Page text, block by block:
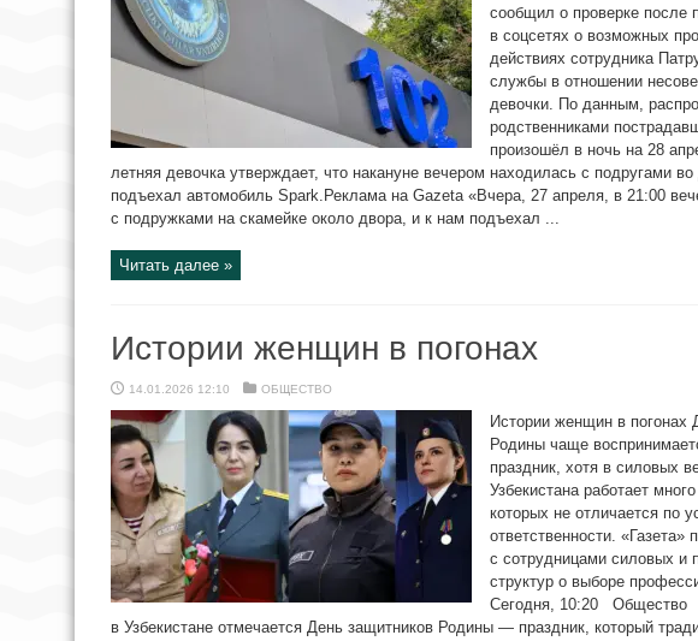
сообщил о проверке после
в соцсетях о возможных
действиях сотрудника
службы в отношении
девочки. По данным,
родственниками
произошёл в ночь на 28
летняя девочка утверждает, что накануне вечером находилась с подругами во
подъехал автомобиль Spark.Реклама на Gazeta «Вчера, 27 апреля, в 21:00
с подружками на скамейке около двора, и к нам подъехал ...
Читать далее »
Истории женщин в погонах
14.01.2026 12:10 ОБЩЕСТВО
Истории женщин в погонах
Родины чаще
праздник, хотя в силовых
Узбекистана работает
которых не отличается по
ответственности. «Газета»
с сотрудницами силовых и
структур о выборе
Сегодня, 10:20 Общество
в Узбекистане отмечается День защитников Родины — праздник, который